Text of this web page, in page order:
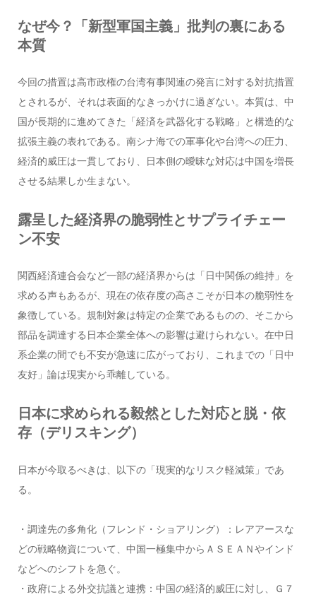
なぜ今？「新型軍国主義」批判の裏にある
本質
今回の措置は高市政権の台湾有事関連の発言に対する対抗措置
とされるが、それは表面的なきっかけに過ぎない。本質は、中
国が長期的に進めてきた「経済を武器化する戦略」と構造的な
拡張主義の表れである。南シナ海での軍事化や台湾への圧力、
経済的威圧は一貫しており、日本側の曖昧な対応は中国を増長
させる結果しか生まない。
露呈した経済界の脆弱性とサプライチェー
ン不安
関西経済連合会など一部の経済界からは「日中関係の維持」を
求める声もあるが、現在の依存度の高さこそが日本の脆弱性を
象徴している。規制対象は特定の企業であるものの、そこから
部品を調達する日本企業全体への影響は避けられない。在中日
系企業の間でも不安が急速に広がっており、これまでの「日中
友好」論は現実から乖離している。
日本に求められる毅然とした対応と脱・依
存（デリスキング）
日本が今取るべきは、以下の「現実的なリスク軽減策」であ
る。
・調達先の多角化（フレンド・ショアリング）：レアアースな
どの戦略物資について、中国一極集中からＡＳＥＡＮやインド
などへのシフトを急ぐ。
・政府による外交抗議と連携：中国の経済的威圧に対し、Ｇ７